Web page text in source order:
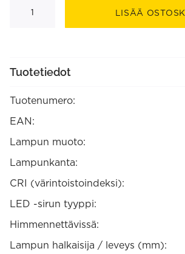
'Smart
220-
450lm
3000K,
A+
(429030)
LISÄÄ
Tuotetiedot
Tuotenumero:
EAN:
Lampun muoto:
Lampunkanta:
CRI (värintoistoindeksi):
LED -sirun tyyppi:
Himmennettävissä:
Lampun halkaisija / leveys (mm):